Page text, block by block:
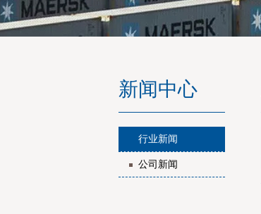
新闻中心
行业新闻
公司新闻